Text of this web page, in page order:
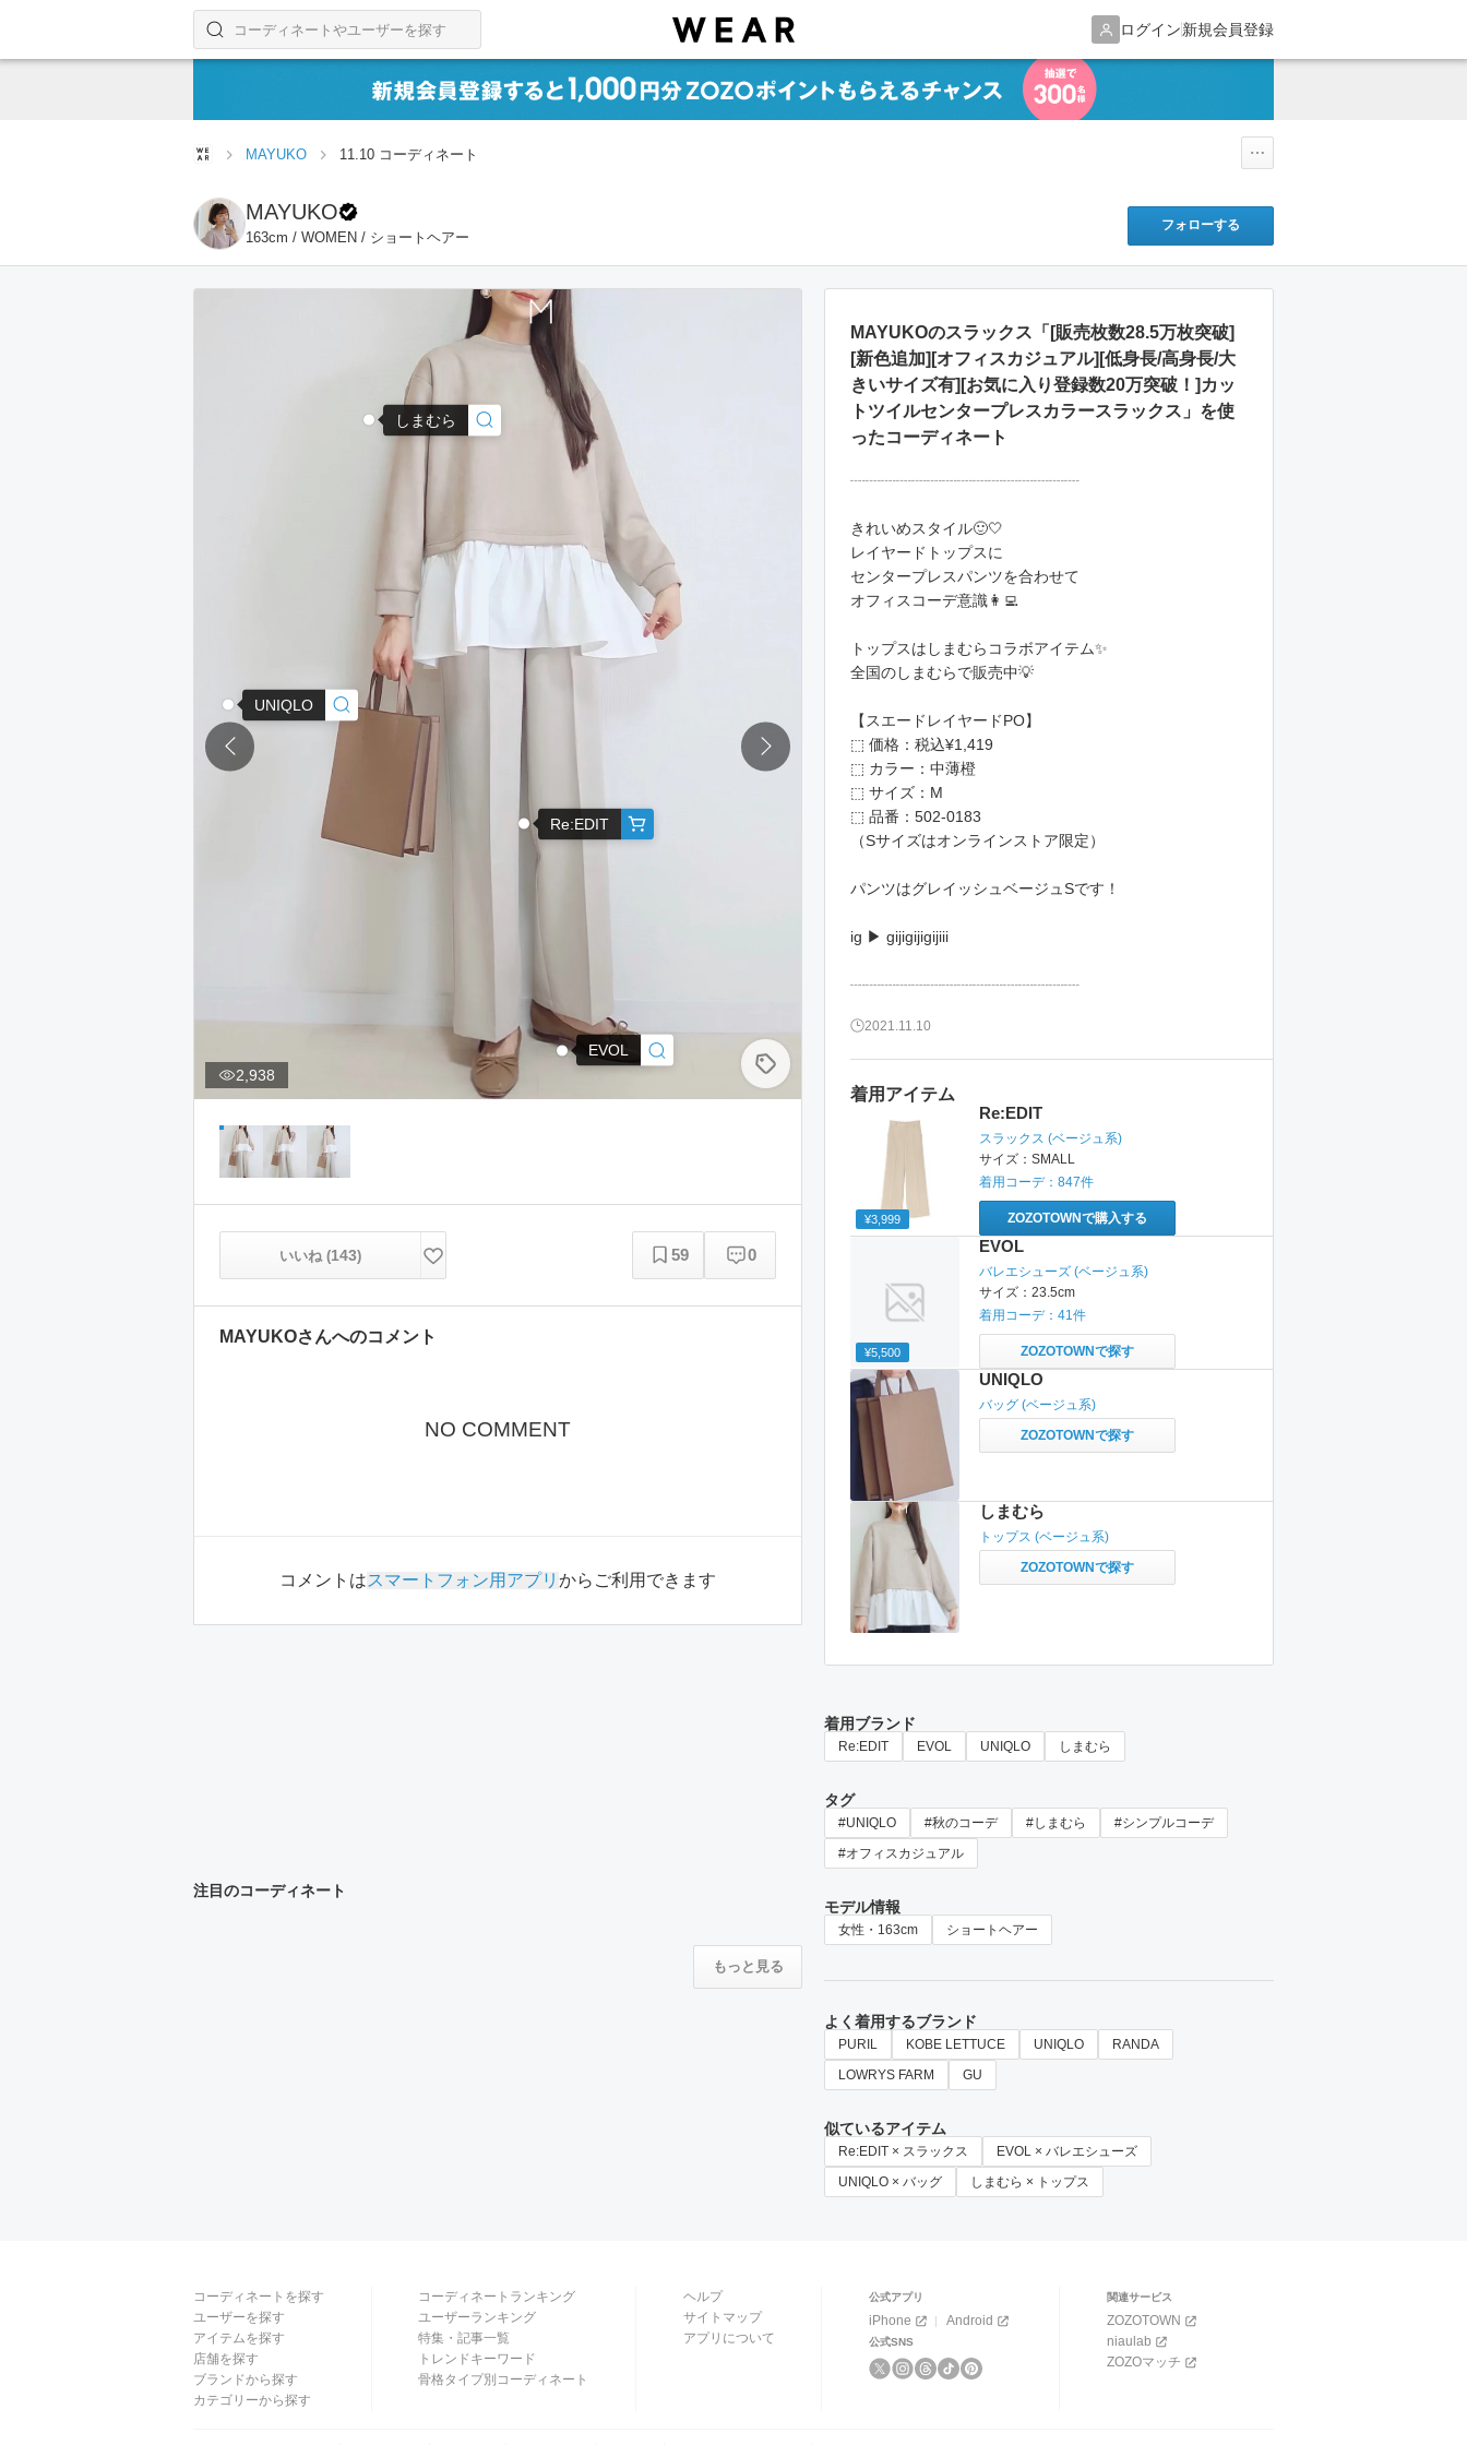
ログイン新規会員登録
コーディネートやユーザーを探す
検索する
MAYUKO 11.10 コーディネート
MAYUKO
163cm / WOMEN / ショートヘアー
フォローする
Re:EDIT
EVOL
UNIQLO
しまむら
2,938
いいね (143) 59 0
MAYUKOさんへのコメント
NO COMMENT
コメントはスマートフォン用アプリ からご利用できます
着用アイテム
¥3,999
Re:EDIT
スラックス (ベージュ系)
サイズ： SMALL
着用コーデ： 847件
ZOZOTOWNで購入する
¥5,500
EVOL
バレエシューズ (ベージュ系)
サイズ： 23.5cm
着用コーデ： 41件
ZOZOTOWNで探す
UNIQLO
バッグ (ベージュ系)
ZOZOTOWNで探す
しまむら
トップス (ベージュ系)
ZOZOTOWNで探す
MAYUKOのスラックス「[販売枚数28.5万枚突破]
[新色追加][オフィスカジュアル][低身長/高身長/大
きいサイズ有][お気に入り登録数20万突破！]カッ
トツイルセンタープレスカラースラックス」を使
ったコーディネート
┈┈┈┈┈┈┈┈┈┈┈┈┈┈┈
きれいめスタイル🙂🤍
レイヤードトップスに
センタープレスパンツを合わせて
オフィスコーデ意識👩‍💻
トップスはしまむらコラボアイテム✨
全国のしまむらで販売中💡
【スエードレイヤードPO】
⬚ 価格：税込¥1,419
⬚ カラー：中薄橙
⬚ サイズ：M
⬚ 品番：502-0183
（Sサイズはオンラインストア限定）
パンツはグレイッシュベージュSです！
ig ▶︎ gijigijigijiii
┈┈┈┈┈┈┈┈┈┈┈┈┈┈┈
2021.11.10
着用ブランド
Re:EDIT EVOL UNIQLO しまむら
タグ
#UNIQLO #秋のコーデ #しまむら
#シンプルコーデ
#オフィスカジュアル
モデル情報
女性・163cm ショートヘアー
よく着用するブランド
PURIL KOBE LETTUCE UNIQLO
RANDA
LOWRYS FARM
GU
似ているアイテム
Re:EDIT × スラックス
EVOL × バレエシューズ
UNIQLO × バッグ
しまむら × トップス
注目のコーディネート
もっと見る
コーディネートを探す
ユーザーを探す
アイテムを探す
店舗を探す
ブランドから探す
カテゴリーから探す
コーディネートランキング
ユーザーランキング
特集・記事一覧
トレンドキーワード
骨格タイプ別コーディネート
ヘルプ
サイトマップ
アプリについて
公式アプリ
iPhone Android
公式SNS
関連サービス
ZOZOTOWN
niaulab
ZOZOマッチ